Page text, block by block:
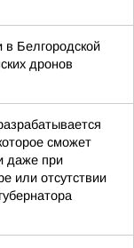
в Белгородской
дронов
сможет
даже при
или отсутствии